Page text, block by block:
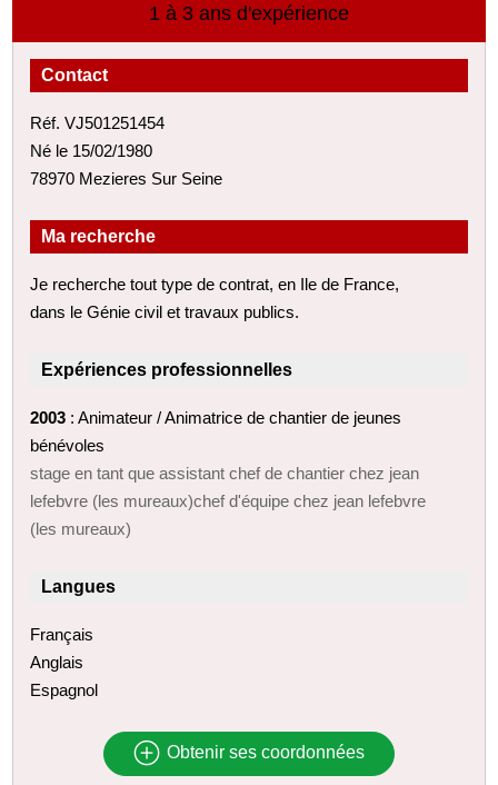
1 à 3 ans d'expérience
Contact
Réf. VJ501251454
Né le 15/02/1980
78970 Mezieres Sur Seine
Ma recherche
Je recherche tout type de contrat, en Ile de France,
dans le Génie civil et travaux publics.
Expériences professionnelles
2003 : Animateur / Animatrice de chantier de jeunes
bénévoles
stage en tant que assistant chef de chantier chez jean
lefebvre (les mureaux)chef d'équipe chez jean lefebvre
(les mureaux)
Langues
Français
Anglais
Espagnol
Obtenir ses coordonnées